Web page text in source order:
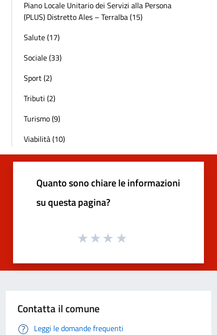
Piano Locale Unitario dei Servizi alla Persona
(PLUS) Distretto Ales – Terralba (15)
Salute (17)
Sociale (33)
Sport (2)
Tributi (2)
Turismo (9)
Viabilità (10)
Quanto sono chiare le informazioni
su questa pagina?
Contatta il comune
Leggi le domande frequenti